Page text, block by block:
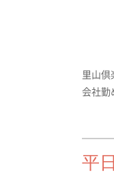
里山倶
会社勤
平